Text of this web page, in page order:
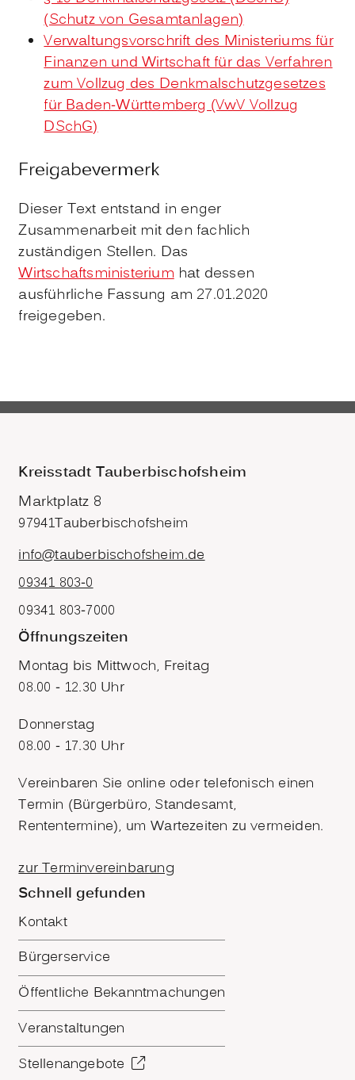
(Schutz von Gesamtanlagen)
Verwaltungsvorschrift des Ministeriums für
Finanzen und Wirtschaft für das Verfahren
zum Vollzug des Denkmalschutzgesetzes
für Baden-Württemberg (VwV Vollzug
DSchG)
Freigabevermerk
Dieser Text entstand in enger
Zusammenarbeit mit den fachlich
zuständigen Stellen. Das
Wirtschaftsministeriumhat dessen
ausführliche Fassung am 27.01.2020
freigegeben.
Kreisstadt Tauberbischofsheim
Marktplatz 8
97941Tauberbischofsheim
info@tauberbischofsheim.de
09341 803-0
09341 803-7000
Öffnungszeiten
Montag bis Mittwoch, Freitag
08.00 - 12.30 Uhr
Donnerstag
08.00 - 17.30 Uhr
Vereinbaren Sie online oder telefonisch einen
Termin (Bürgerbüro, Standesamt,
Rententermine), um Wartezeiten zu vermeiden.
zur Terminvereinbarung
Schnell gefunden
Kontakt
Bürgerservice
Öffentliche Bekanntmachungen
Veranstaltungen
Stellenangebote